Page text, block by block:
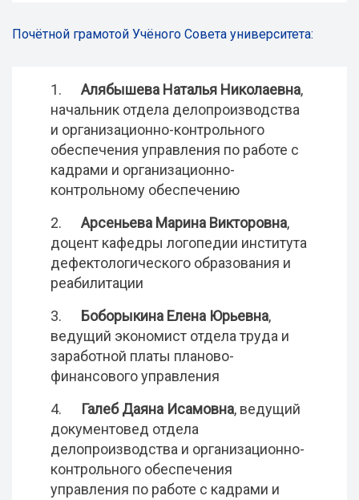
Почётной грамотой Учёного Совета университета:
1. Алябышева Наталья Николаевна,
начальник отдела делопроизводства
и организационно-контрольного
обеспечения управления по работе с
кадрами и организационно-
контрольному обеспечению
2. Арсеньева Марина Викторовна,
доцент кафедры логопедии института
дефектологического образования и
реабилитации
3.
Боборыкина Елена Юрьевна,
ведущий экономист отдела труда и
заработной платы планово-
финансового управления
4. Галеб Даяна Исамовна, ведущий
документовед отдела
делопроизводства и организационно-
контрольного обеспечения
управления по работе с кадрами и